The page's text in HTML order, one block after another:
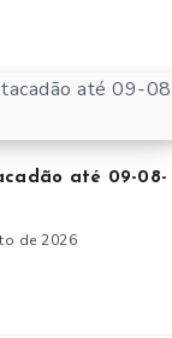
até 09-08-
de 2026